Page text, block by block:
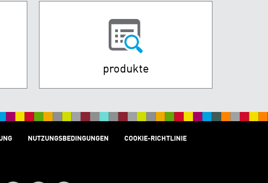
produkte
NUTZUNGSBEDINGUNGEN COOKIE-RICHTLINIE